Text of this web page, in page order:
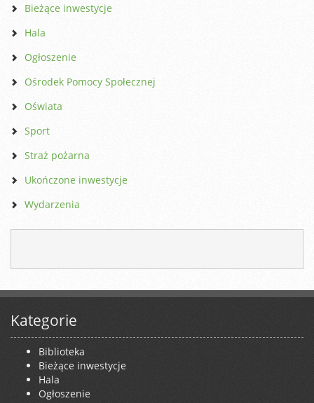
Bieżące inwestycje
Hala
Ogłoszenie
Ośrodek Pomocy Społecznej
Oświata
Sport
Straż pożarna
Ukończone inwestycje
Wydarzenia
Kategorie
Biblioteka
Bieżące inwestycje
Hala
Ogłoszenie